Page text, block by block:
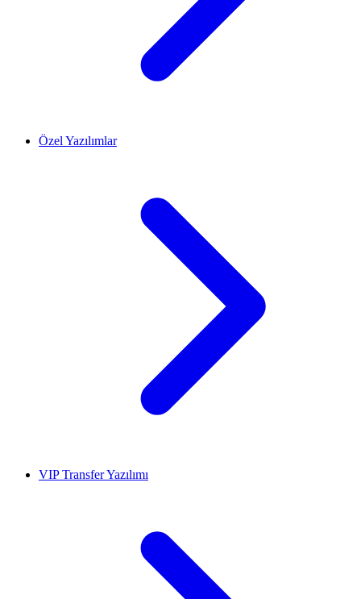
Özel Yazılımlar
VIP Transfer Yazılımı